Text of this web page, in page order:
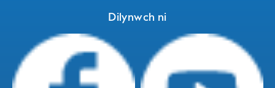
Dilynwch ni